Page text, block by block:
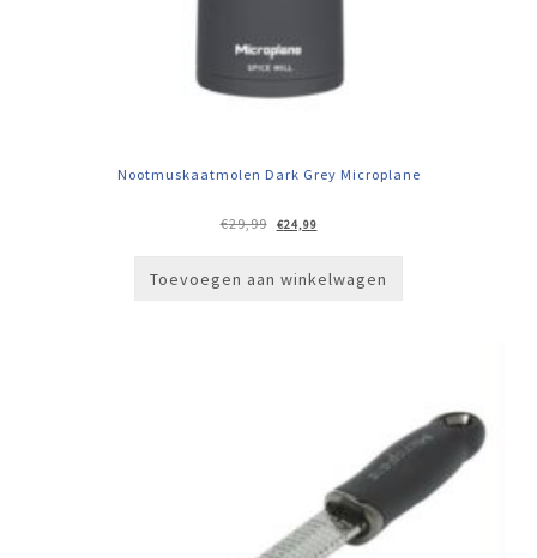
Nootmuskaatmolen Dark Grey Microplane
€29,99
Oorspronkelijke
prijs
€24,99Huidige
prijs
Toevoegen aan winkelwagen